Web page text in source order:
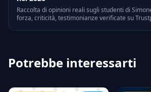
Raccolta di opinioni reali sugli studenti di
forza, criticità, testimonianze verificate su
Potrebbe interessarti